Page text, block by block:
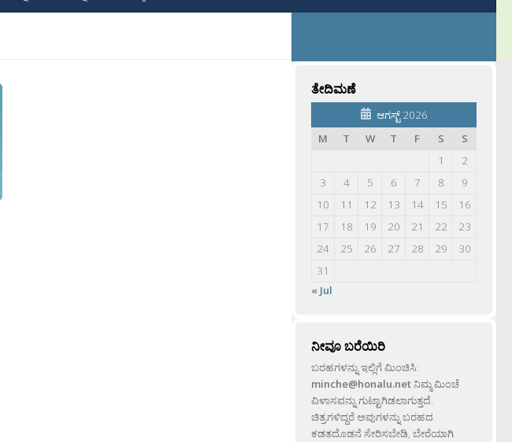
ತೇದಿಮಣೆ
ಆಗಸ್ಟ್ 2026
M
T W T F S
S
1
2
3
4 5 6 7 8
9
10
11 12 13 14 15
16
17
18 19 20 21 22
23
24
25 26 27 28 29
30
31
« Jul
ನೀವೂ ಬರೆಯಿರಿ
ಬರಹಗಳನ್ನು ಇಲ್ಲಿಗೆ ಮಿಂಚಿಸಿ:
minche@honalu.netನಿಮ್ಮ ಮಿಂಚೆ
ವಿಳಾಸವನ್ನು ಗುಟ್ಟಾಗಿಡಲಾಗುತ್ತದೆ.
ಚಿತ್ರಗಳಿದ್ದರೆ ಅವುಗಳನ್ನು ಬರಹದ
ಕಡತದೊಡನೆ ಸೇರಿಸಬೇಡಿ, ಬೇರೆಯಾಗಿ